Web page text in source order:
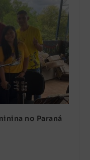
no Paraná